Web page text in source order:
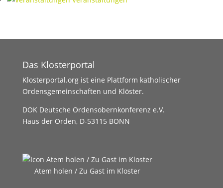
Das Klosterportal
Klosterportal.org ist eine Plattform katholischer
Ordensgemeinschaften und Klöster.
DOK Deutsche Ordensobernkonferenz e.V.
Haus der Orden, D-53115 BONN
Atem holen / Zu Gast im Kloster